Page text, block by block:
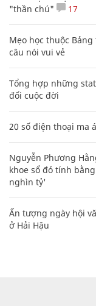
"thần chú"
17
Mẹo học thuộc
câu nói vui vẻ
Tổng hợp những
đổi cuộc đời
20 số điện thoại ma
Nguyễn Phương
khoe sổ đỏ tính
nghìn tỷ'
Ấn tượng ngày hội
ở Hải Hậu